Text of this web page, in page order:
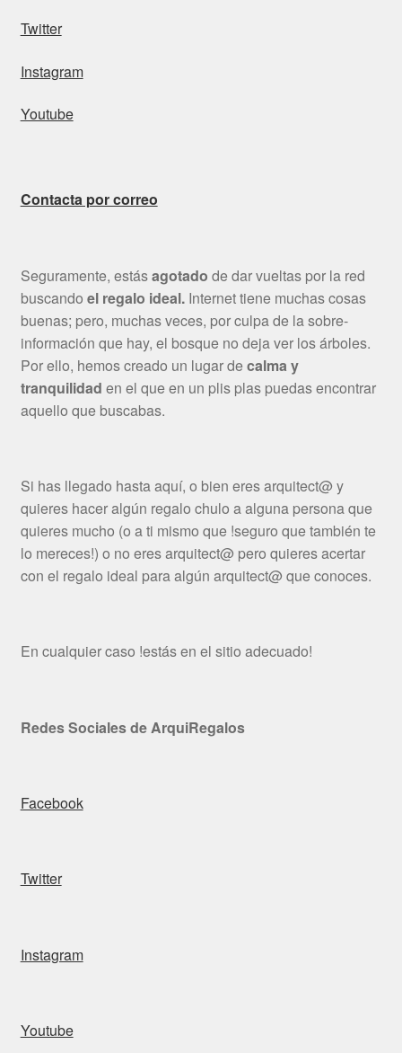
Twitter
Instagram
Youtube
Contacta por correo
Seguramente, estásagotado de dar vueltas por la red
buscando el regalo ideal.Internet tiene muchas cosas
buenas; pero, muchas veces, por culpa de la sobre-
información que hay, el bosque no deja ver los árboles.
Por ello, hemos creado un lugar decalma y
tranquilidad en el que en un plis plas puedas encontrar
aquello que buscabas.
Si has llegado hasta aquí, o bien eres arquitect@ y
quieres hacer algún regalo chulo a alguna persona que
quieres mucho (o a ti mismo que !seguro que también te
lo mereces!) o no eres arquitect@ pero quieres acertar
con el regalo ideal para algún arquitect@ que conoces.
En cualquier caso !estás en el sitio adecuado!
Redes Sociales de ArquiRegalos
Facebook
Twitter
Instagram
Youtube